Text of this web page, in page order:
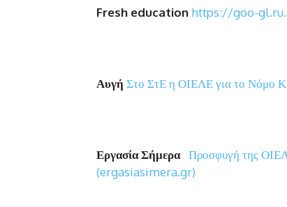
Fresh education https://goo-
Αυγή Στο ΣτΕ η ΟΙΕΛΕ για το Νόμο
Εργασία Σήμερα Προσφυγή της
(ergasiasimera.gr)